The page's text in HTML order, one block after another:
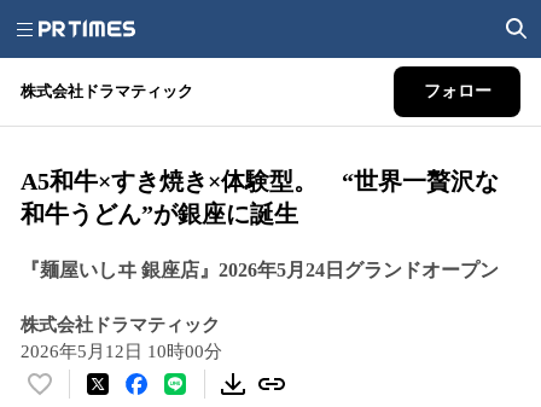
株式会社ドラマティック フォロー
A5和牛×すき焼き×体験型。 “世界一贅沢な
和牛うどん”が銀座に誕生
『麺屋いしヰ 銀座店』2026年5月24日グランドオープン
株式会社ドラマティック
2026年5月12日 10時00分
い